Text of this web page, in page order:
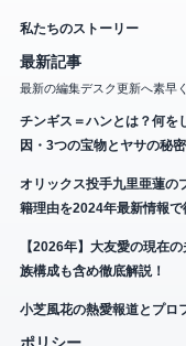
私たちのストーリー
最新記事
最新の編集デスク更新へ素早
チンギス＝ハンとは？何を
因・3つの宝物とヤサの秘密
オリックス投手九里亜蓮の
籍理由を2024年最新情報で
【2026年】大友愛の現在
族構成も含め徹底解説！
小芝風花の熱愛報道とプロ